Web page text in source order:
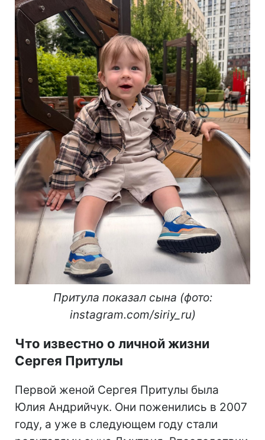
Притула показал сына (фото:
instagram.com/siriy_ru)
Что известно о личной жизни
Сергея Притулы
Первой женой Сергея Притулы была
Юлия Андрийчук. Они поженились в 2007
году, а уже в следующем году стали